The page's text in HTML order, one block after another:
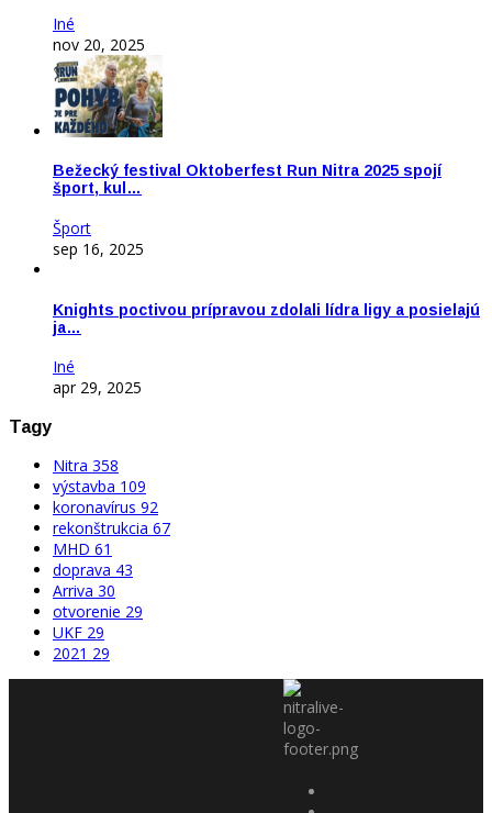
Iné
nov 20, 2025
Bežecký festival Oktoberfest Run Nitra 2025 spojí
šport, kul…
Šport
sep 16, 2025
Knights poctivou prípravou zdolali lídra ligy a posielajú
ja…
Iné
apr 29, 2025
Tagy
Nitra 358
výstavba 109
koronavírus 92
rekonštrukcia 67
MHD 61
doprava 43
Arriva 30
otvorenie 29
UKF 29
2021 29